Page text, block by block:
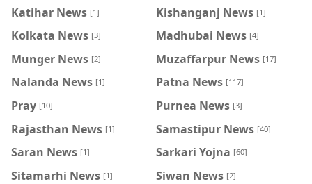
Katihar News [1] Kishanganj News [1]
Kolkata News [3] Madhubai News [4]
Munger News [2] Muzaffarpur News [17]
Nalanda News [1] Patna News [117]
Pray [10] Purnea News [3]
Rajasthan News [1] Samastipur News [40]
Saran News [1] Sarkari Yojna [60]
Sitamarhi News [1] Siwan News [2]